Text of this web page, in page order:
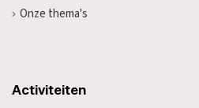
Onze thema's
Activiteiten